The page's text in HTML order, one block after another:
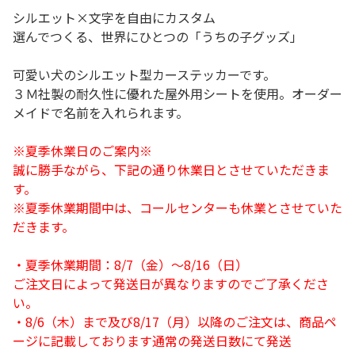
シルエット×文字を自由にカスタム
選んでつくる、世界にひとつの「うちの子グッズ」
可愛い犬のシルエット型カーステッカーです。
３Ｍ社製の耐久性に優れた屋外用シートを使用。オーダー
メイドで名前を入れられます。
※夏季休業日のご案内※
誠に勝手ながら、下記の通り休業日とさせていただきま
す。
※夏季休業期間中は、コールセンターも休業とさせていた
だきます。
・夏季休業期間：8/7（金）～8/16（日）
ご注文日によって発送日が異なりますのでご了承くださ
い。
・8/6（木）まで及び8/17（月）以降のご注文は、商品ペ
ージに記載しております通常の発送日数にて発送